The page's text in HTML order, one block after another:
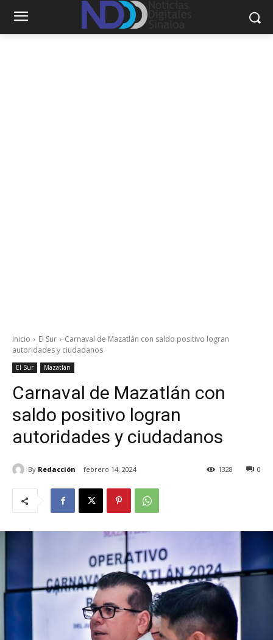
Inicio El Sur
Carnaval de Mazatlán con saldo positivo logran
autoridades y ciudadanos
El Sur Mazatlán
Carnaval de Mazatlán con
saldo positivo logran
autoridades y ciudadanos
By Redacción febrero 14, 2024 0
1328